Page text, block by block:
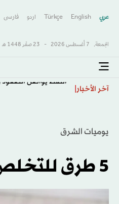
عربي English
Türkçe اردو فارسى
الجمعة, 7 أغسطس 2026 - 23 صفَر 1448 هـ
آخر الأخبار النفط يواصل
يوميات الشرق
5 طرق للتخلص من الأرق لدى المرأة الحامل... ما هي؟